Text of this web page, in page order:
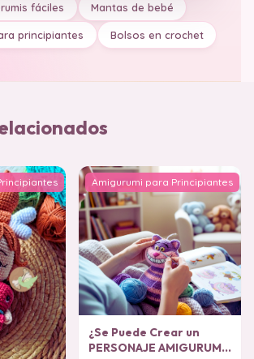
fáciles Mantas de bebé
principiantes Bolsos en crochet
Amigurumi para Principiantes
¿Se Puede Crear un
PERSONAJE AMIGURUMI